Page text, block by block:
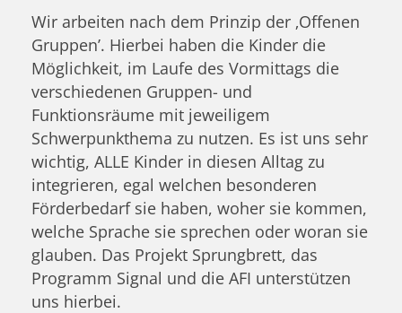
Wir arbeiten nach dem Prinzip der ‚Offenen
Gruppen’. Hierbei haben die Kinder die
Möglichkeit, im Laufe des Vormittags die
verschiedenen Gruppen- und
Funktionsräume mit jeweiligem
Schwerpunkthema zu nutzen. Es ist uns sehr
wichtig, ALLE Kinder in diesen Alltag zu
integrieren, egal welchen besonderen
Förderbedarf sie haben, woher sie kommen,
welche Sprache sie sprechen oder woran sie
glauben. Das Projekt Sprungbrett, das
Programm Signal und die AFI unterstützen
uns hierbei.